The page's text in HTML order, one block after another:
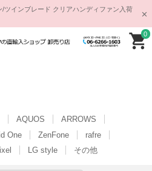
ツインブレード クリアハンディファン入荷
0
AQUOS
ARROWS
One ZenFone
rafre
LG style その他